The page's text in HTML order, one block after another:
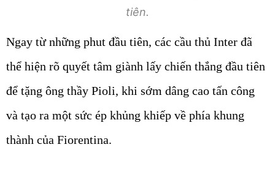
tiên.
Ngay từ những phut đầu tiên, các cầu thủ Inter đã
thể hiện rõ quyết tâm giành lấy chiến thắng đầu tiên
để tặng ông thầy Pioli, khi sớm dâng cao tấn công
và tạo ra một sức ép khủng khiếp về phía khung
thành của Fiorentina.